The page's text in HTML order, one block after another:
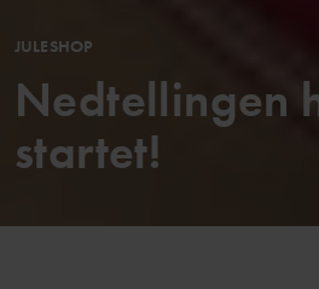
JULESHOP
Nedtellingen
startet!